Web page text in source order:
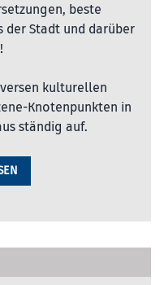
beste
der Stadt und darüber
kulturellen
Knotenpunkten in
ständig auf.